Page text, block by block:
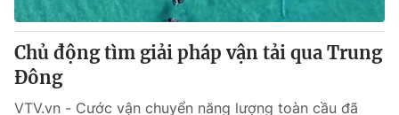
Câu chuyện quốc tế
Thị trường
Góc doanh nghiệp
Truyền hình
Phim VTV
Giải trí
Chủ động tìm giải pháp vận tải qua Trung
Đông
VTV.vn - Cước vận chuyển năng lượng toàn cầu đã